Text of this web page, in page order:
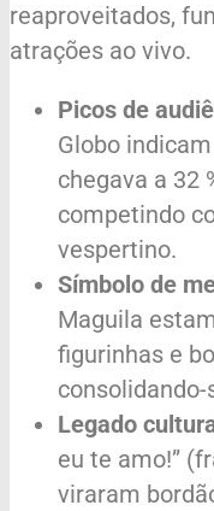
reaproveitados,
atrações ao vivo.
Picos de
Globo
chegava a 32
competindo
vespertino.
Símbolo de
Maguila
figurinhas e
Legado
eu te amo!”
viraram